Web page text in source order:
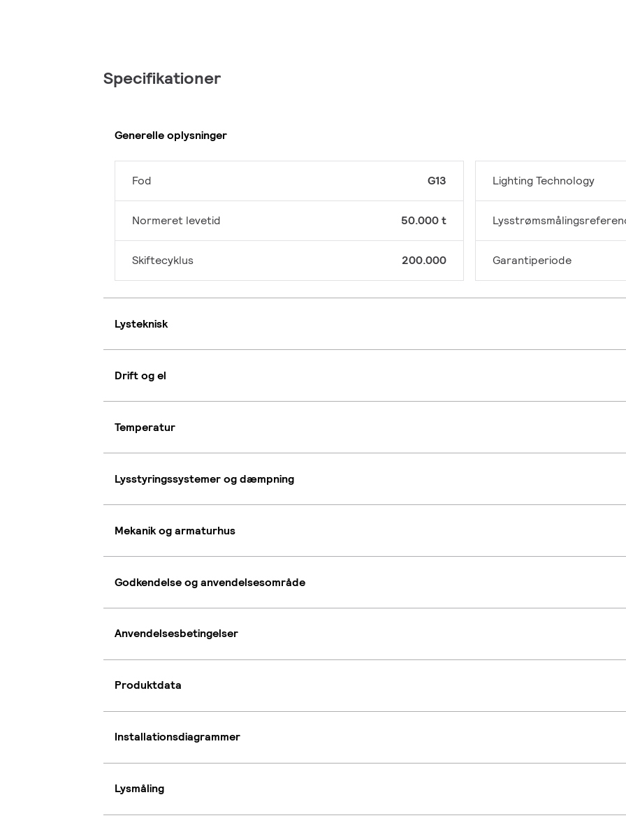
Specifikationer
Generelle oplysninger
Fod G13
Normeret levetid 50.000 t
Skiftecyklus 200.000
Lighting Technology
Garantiperiode
Lysteknisk
Drift og el
Temperatur
Lysstyringssystemer og dæmpning
Mekanik og armaturhus
Godkendelse og anvendelsesområde
Anvendelsesbetingelser
Produktdata
Installationsdiagrammer
Lysmåling